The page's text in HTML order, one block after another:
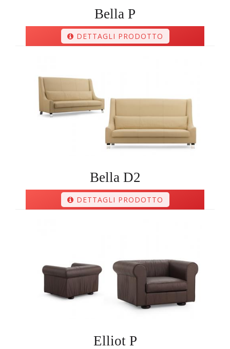
Bella P
DETTAGLI PRODOTTO
Bella D2
DETTAGLI PRODOTTO
Elliot P